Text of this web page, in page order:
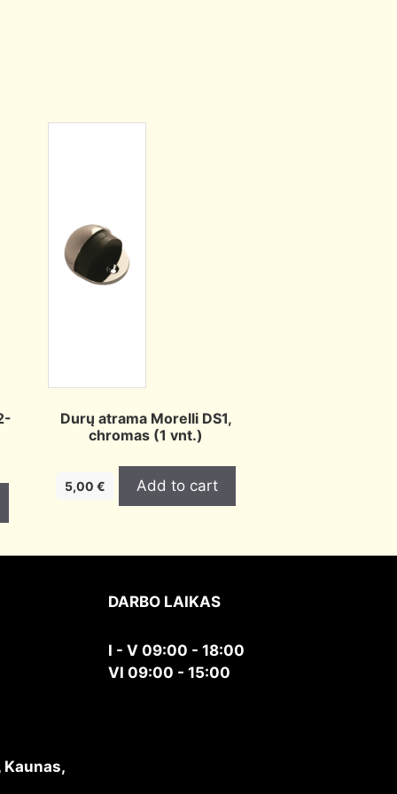
Durų atrama Morelli DS1,
chromas (1 vnt.)
5,00€ Add to cart
Kaunas,
DARBO LAIKAS
I - V 09:00 - 18:00
VI 09:00 - 15:00